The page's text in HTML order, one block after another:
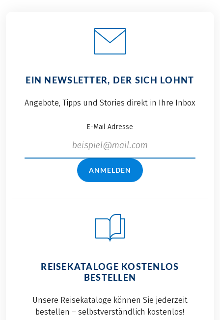
EIN NEWSLETTER, DER SICH LOHNT
Angebote, Tipps und Stories direkt in Ihre Inbox
E-Mail Adresse
ANMELDEN
REISEKATALOGE KOSTENLOS
BESTELLEN
Unsere Reisekataloge können Sie jederzeit
bestellen – selbstverständlich kostenlos!